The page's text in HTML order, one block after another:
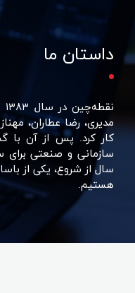
داستان ما
مدیری، رضا عطاران،
کار کرد. پس از آن با
سال از شروع، یکی از
هستیم.